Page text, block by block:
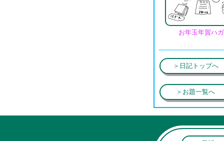
お年玉年賀ハ
＞日記トップへ
＞お題一覧へ